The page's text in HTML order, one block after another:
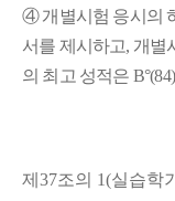
④ 개별시험 응시의
서를 제시하고, 개별
의 최고 성적은
제 37조의 1(실습학기